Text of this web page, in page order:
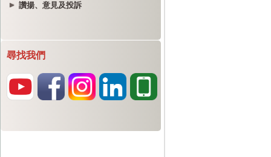
讚揚、意見及投訴
尋找我們